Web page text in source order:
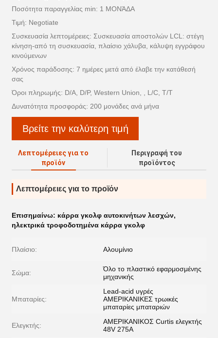
Ποσότητα παραγγελίας min: 1 ΜΟΝΆΔΑ
Τιμή: Negotiate
Συσκευασία λεπτομέρειες: Συσκευασία αποστολών LCL: στέγη
κίνηση-από τη συσκευασία, πλαίσιο χάλυβα, κάλυψη εγγράφου
κινούμενων
Χρόνος παράδοσης: 7 ημέρες μετά από έλαβε την κατάθεσή
σας
Όροι πληρωμής: D/A, D/P, Western Union, , L/C, T/T
Δυνατότητα προσφοράς: 200 μονάδες ανά μήνα
Βρείτε την καλύτερη τιμή
Λεπτομέρειες για το
προϊόν
Περιγραφή του
προϊόντος
Λεπτομέρειες για το προϊόν
Επισημαίνω: κάρρα γκολφ αυτοκινήτων λεσχών,
ηλεκτρικά τροφοδοτημένα κάρρα γκολφ
Πλαίσιο: Αλουμίνιο
Σώμα:
Όλο το πλαστικό εφαρμοσμένης
μηχανικής
Μπαταρίες:
Lead-acid υγρές
ΑΜΕΡΙΚΑΝΙΚΕΣ τρωικές
μπαταρίες μπαταριών
Ελεγκτής:
ΑΜΕΡΙΚΑΝΙΚΟΣ Curtis ελεγκτής
48V 275A